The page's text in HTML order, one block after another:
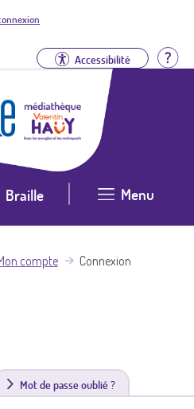
Accessibilité
Braille Menu
compte Connexion
Mot de passe oublié ?